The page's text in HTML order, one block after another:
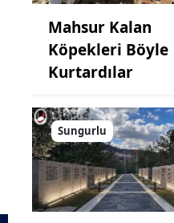
Mahsur Kalan
Köpekleri Böyle
Kurtardılar
Sungurlu